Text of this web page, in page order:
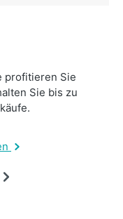
profitieren Sie
Sie bis zu